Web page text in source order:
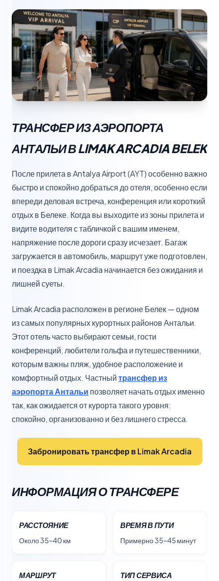
ТРАНСФЕР ИЗ АЭРОПОРТА
АНТАЛЬИ В LIMAK ARCADIA BELEK
После прилета в Antalya Airport (AYT) особенно важно
быстро и спокойно добраться до отеля, особенно если
впереди деловая встреча, конференция или короткий
отдых в Белеке. Когда вы выходите из зоны прилета и
видите водителя с табличкой с вашим именем,
напряжение после дороги сразу исчезает. Багаж
загружается в автомобиль, маршрут уже подготовлен,
и поездка в Limak Arcadia начинается без ожидания и
лишней суеты.
Limak Arcadia расположен в регионе Белек — одном
из самых популярных курортных районов Антальи.
Этот отель часто выбирают семьи, гости
конференций, любители гольфа и путешественники,
которым важны пляж, удобное расположение и
комфортный отдых. Частныйтрансфер из
аэропорта Антальи позволяет начать отдых именно
так, как ожидается от курорта такого уровня:
спокойно, организованно и без лишнего стресса.
Забронировать трансфер в Limak Arcadia
ИНФОРМАЦИЯ О ТРАНСФЕРЕ
РАССТОЯНИЕ
Около 35–40 км
ВРЕМЯ В ПУТИ
Примерно 35–45 минут
МАРШРУТ ТИП СЕРВИСА